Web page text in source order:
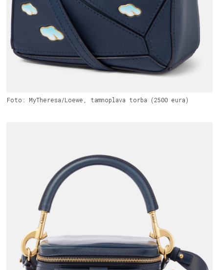
Foto: MyTheresa/Loewe, tamnoplava torba (2500 eura)